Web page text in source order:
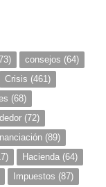
consejos (64)
Crisis (461)
(68)
(72)
(89)
Hacienda (64)
Impuestos (87)